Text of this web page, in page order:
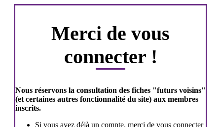
Merci de vous
connecter !
Nous réservons la consultation des fiches "futurs voisins"
(et certaines autres fonctionnalité du site) aux membres
inscrits.
Si vous avez déjà un compte, merci de vous connecter